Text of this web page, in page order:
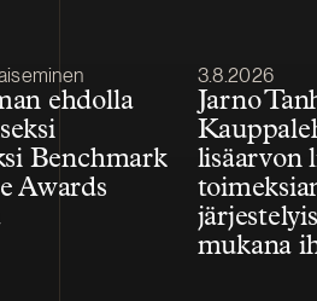
ehdolla
Benchmark
Awards
Julkaistu
3.8.2026
Jarno
lisäarvon
mukana